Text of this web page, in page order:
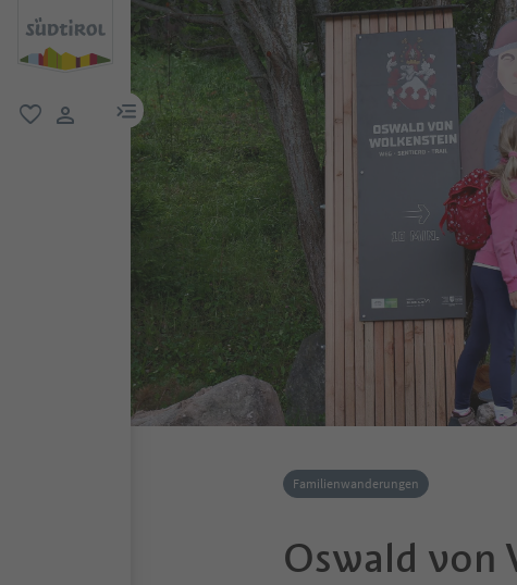
menu link
Familienwanderungen
Oswald von